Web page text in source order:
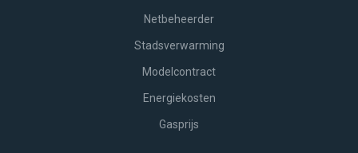
Netbeheerder
Stadsverwarming
Modelcontract
Energiekosten
Gasprijs